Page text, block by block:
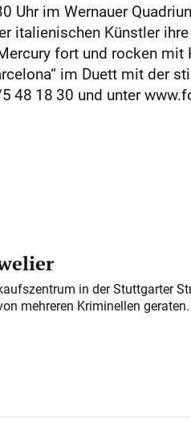
Uhr im Wernauer
italienischen Künstler
fort und rocken mit
im Duett mit der
48 18 30 und unter
in der Stuttgarter
mehreren Kriminellen geraten.